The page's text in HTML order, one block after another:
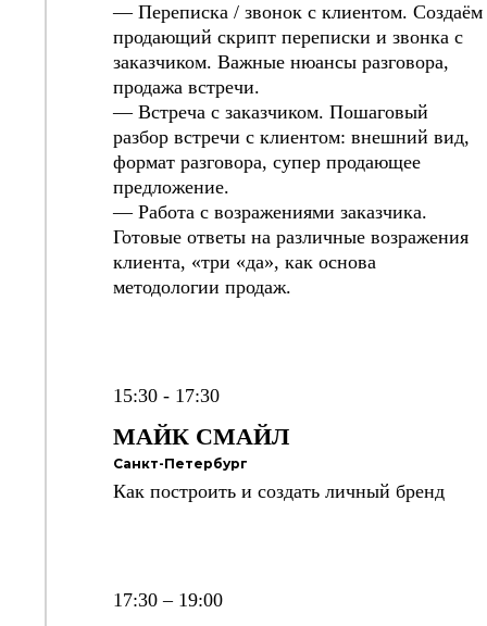
— Переписка / звонок с клиентом. Создаём
продающий скрипт переписки и звонка с
заказчиком. Важные нюансы разговора,
продажа встречи.
— Встреча с заказчиком. Пошаговый
разбор встречи с клиентом: внешний вид,
формат разговора, супер продающее
предложение.
— Работа с возражениями заказчика.
Готовые ответы на различные возражения
клиента, «три «да», как основа
методологии продаж.
15:30 - 17:30
МАЙК СМАЙЛ
Санкт-Петербург
Как построить и создать личный бренд
17:30 – 19:00